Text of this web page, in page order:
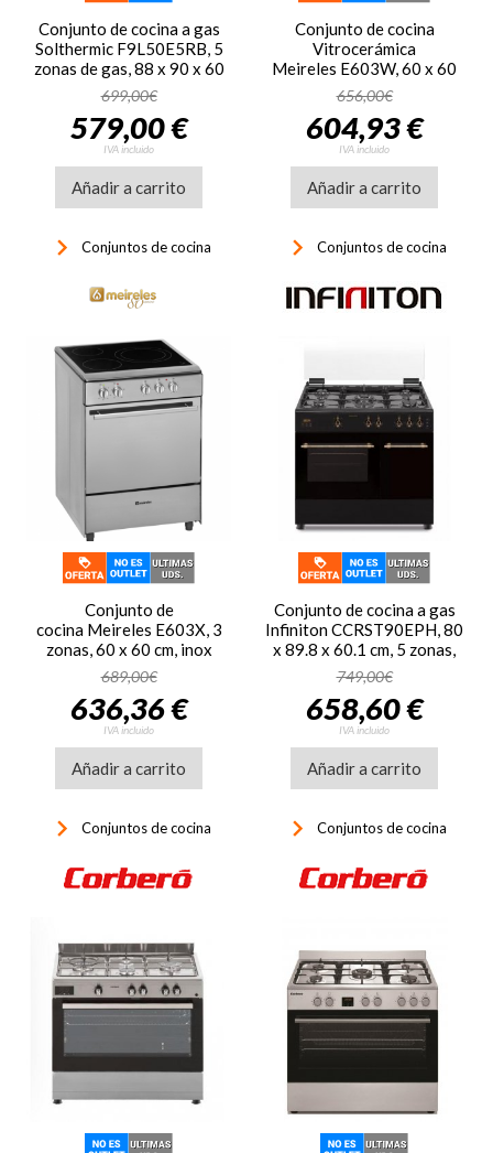
Conjunto de cocina a gas
Solthermic F9L50E5RB, 5
zonas de gas, 88 x 90 x 60
cm, horno eléctrico
panorámico, 110 litros,
clase B,
ref. B00110586, negro
rústico
699,00€
579,00 €
IVA incluido
Añadir a carrito
keyboard_arrow_right Conjuntos de cocina
Conjunto de cocina
Vitrocerámica
Meireles E603W, 60 x 60
cm, 3 zonas, blanco
656,00€
604,93 €
IVA incluido
Añadir a carrito
keyboard_arrow_right Conjuntos de cocina
Conjunto de
cocina Meireles E603X, 3
zonas, 60 x 60 cm, inox
689,00€
636,36 €
IVA incluido
Añadir a carrito
keyboard_arrow_right Conjuntos de cocina
Conjunto de cocina a gas
Infiniton CCRST90EPH, 80
x 89.8 x 60.1 cm, 5 zonas,
gas butano/natural, horno a
gas multifunción, clase A,
60 litros, portabombona, luz
interior, negro
749,00€
658,60 €
IVA incluido
Añadir a carrito
keyboard_arrow_right Conjuntos de cocina